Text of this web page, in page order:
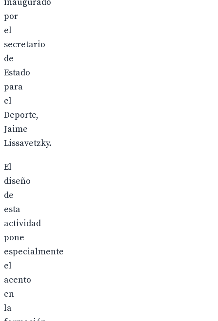
por
el
secretario
de
Estado
para
el
Deporte,
Jaime
Lissavetzky.
El
diseño
de
esta
actividad
pone
especialmente
el
acento
en
la